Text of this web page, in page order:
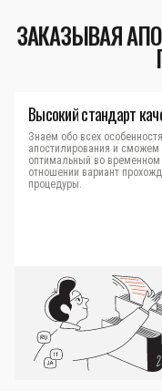
ЗАКАЗЫВАЯ
Высокий стандарт
Знаем обо всех
апостилирования и
оптимальный во
отношении вариант
процедуры.